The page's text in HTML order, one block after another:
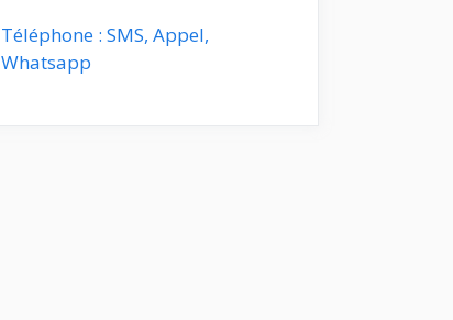
Téléphone : SMS, Appel,
Whatsapp